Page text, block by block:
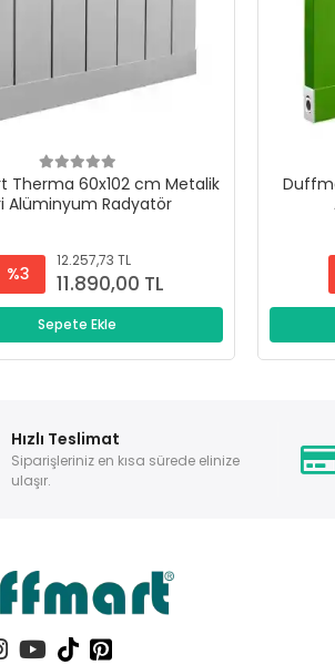
Therma 60x102 cm Metalik
Alüminyum Radyatör
%3
12.257,73 TL
11.890,00 TL
Sepete Ekle
Hızlı Teslimat
Siparişleriniz en kısa sürede elinize
ulaşır.